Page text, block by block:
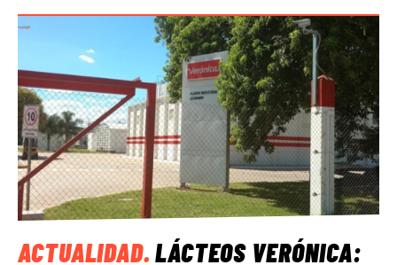
ACTUALIDAD.LÁCTEOS VERÓNICA: